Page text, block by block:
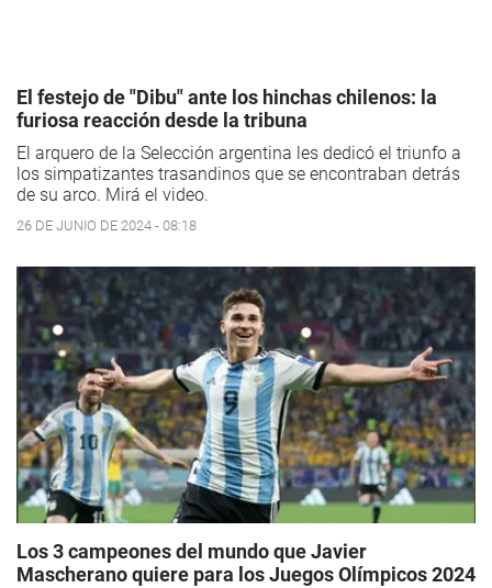
El festejo de "Dibu" ante los hinchas chilenos: la
furiosa reacción desde la tribuna
El arquero de la Selección argentina les dedicó el triunfo a
los simpatizantes trasandinos que se encontraban detrás
de su arco. Mirá el video.
26 DE JUNIO DE 2024 - 08:18
Los 3 campeones del mundo que Javier
Mascherano quiere para los Juegos Olímpicos 2024